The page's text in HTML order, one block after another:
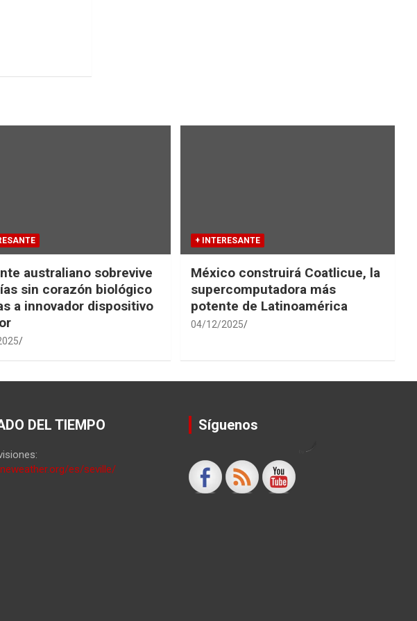
australiano sobrevive
sin corazón biológico
a innovador dispositivo
+ INTERESANTE
México construirá Coatlicue, la
supercomputadora más
potente de Latinoamérica
04/12/2025
DEL TIEMPO
es/seville/
Síguenos